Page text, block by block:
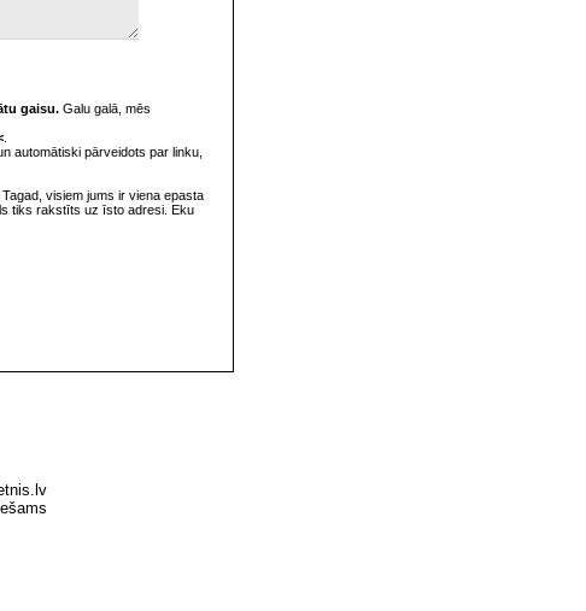
gaisu. Galu galā, mēs
automātiski pārveidots par linku,
visiem jums ir viena epasta
tiks rakstīts uz īsto adresi. Eku